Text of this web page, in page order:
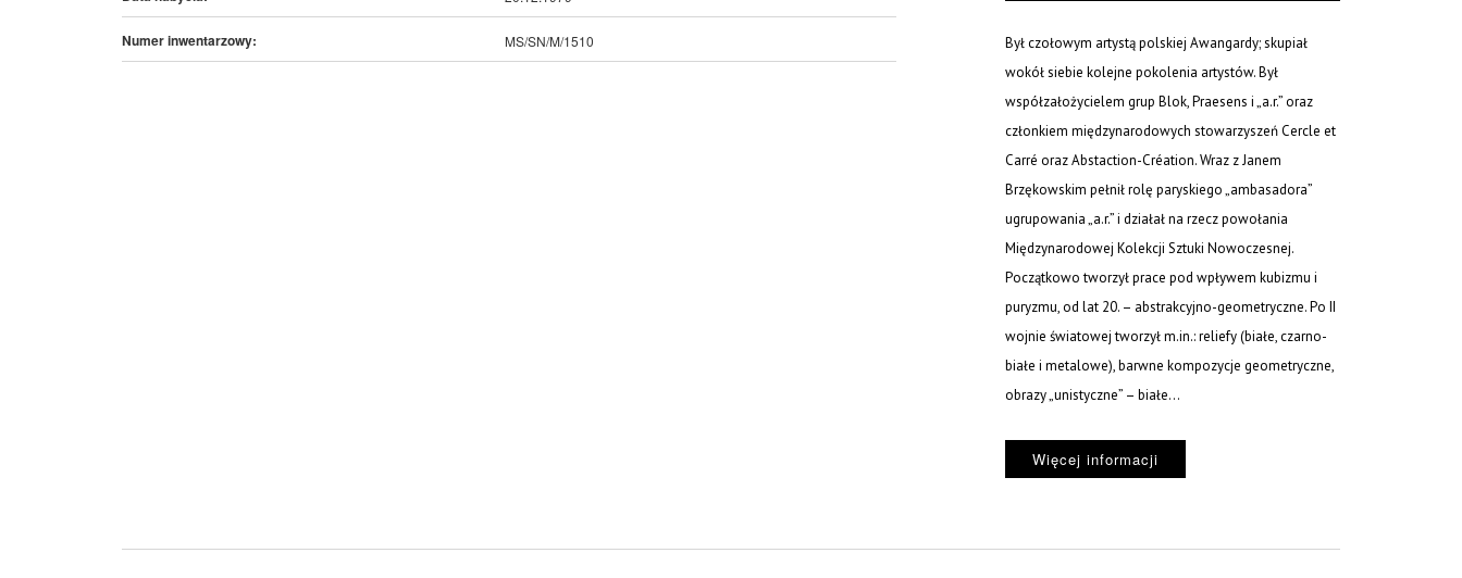
Numer inwentarzowy: MS/SN/M/1510
Był czołowym artystą polskiej Awangardy; skupiał
wokół siebie kolejne pokolenia artystów. Był
współzałożycielem grup Blok, Praesens i „a.r.” oraz
członkiem międzynarodowych stowarzyszeń Cercle et
Carré oraz Abstaction-Création. Wraz z Janem
Brzękowskim pełnił rolę paryskiego „ambasadora”
ugrupowania „a.r.” i działał na rzecz powołania
Międzynarodowej Kolekcji Sztuki Nowoczesnej.
Początkowo tworzył prace pod wpływem kubizmu i
puryzmu, od lat 20. – abstrakcyjno-geometryczne. Po II
wojnie światowej tworzył m.in.: reliefy (białe, czarno-
białe i metalowe), barwne kompozycje geometryczne,
obrazy „unistyczne” – białe...
Więcej informacji